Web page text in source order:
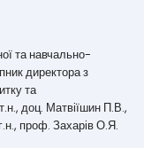
та навчально-
директора з
та
доц. Матвіїшин П.В.,
проф. Захарів О.Я.